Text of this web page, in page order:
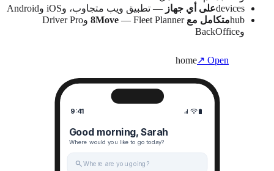
devicesعلى أي جهاز — تطبيق ويب متجاوب، وiOS وAndroid
hubمتكامل مع 8Move —
Fleet Planner وDriver Pro
وBackOffice
home↗ Open